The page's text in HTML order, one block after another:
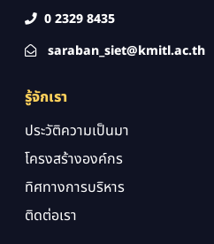
0 2329 8435
saraban_siet@kmitl.ac.th
รู้จักเรา
ประวัติความเป็นมา
โครงสร้างองค์กร
ทิศทางการบริหาร
ติดต่อเรา